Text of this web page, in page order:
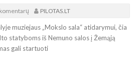
PILOTAS.LT
muziejaus „Mokslo sala“ atidarymui, čia
statyboms iš Nemuno salos į Žemąją
gali startuoti